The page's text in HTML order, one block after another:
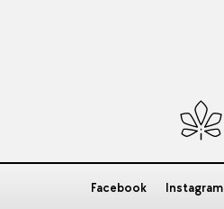
Facebook Instagram